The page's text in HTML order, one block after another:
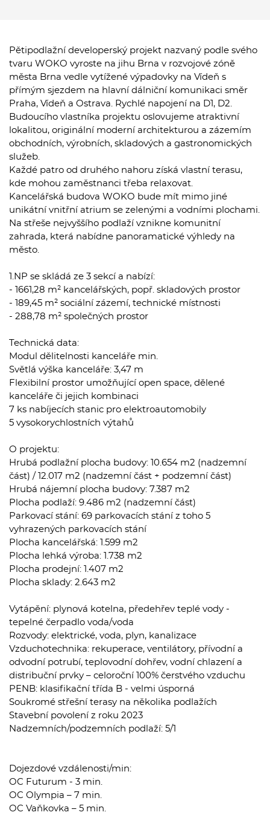
Pětipodlažní developerský projekt nazvaný podle svého
tvaru WOKO vyroste na jihu Brna v rozvojové zóně
města Brna vedle vytížené výpadovky na Vídeň s
přímým sjezdem na hlavní dálniční komunikaci směr
Praha, Vídeň a Ostrava. Rychlé napojení na D1, D2.
Budoucího vlastníka projektu oslovujeme atraktivní
lokalitou, originální moderní architekturou a zázemím
obchodních, výrobních, skladových a gastronomických
služeb.
Každé patro od druhého nahoru získá vlastní terasu,
kde mohou zaměstnanci třeba relaxovat.
Kancelářská budova WOKO bude mít mimo jiné
unikátní vnitřní atrium se zelenými a vodními plochami.
Na střeše nejvyššího podlaží vznikne komunitní
zahrada, která nabídne panoramatické výhledy na
město.
1.NP se skládá ze 3 sekcí a nabízí:
- 1661,28 m² kancelářských, popř. skladových prostor
- 189,45 m² sociální zázemí, technické místnosti
- 288,78 m² společných prostor
Technická data:
Modul dělitelnosti kanceláře min.
Světlá výška kanceláře: 3,47 m
Flexibilní prostor umožňující open space, dělené
kanceláře či jejich kombinaci
7 ks nabíjecích stanic pro elektroautomobily
5 vysokorychlostních výtahů
O projektu:
Hrubá podlažní plocha budovy: 10.654 m2 (nadzemní
část) / 12.017 m2 (nadzemní část + podzemní část)
Hrubá nájemní plocha budovy: 7.387 m2
Plocha podlaží: 9.486 m2 (nadzemní část)
Parkovací stání: 69 parkovacích stání z toho 5
vyhrazených parkovacích stání
Plocha kancelářská: 1.599 m2
Plocha lehká výroba: 1.738 m2
Plocha prodejní: 1.407 m2
Plocha sklady: 2.643 m2
Vytápění: plynová kotelna, předehřev teplé vody -
tepelné čerpadlo voda/voda
Rozvody: elektrické, voda, plyn, kanalizace
Vzduchotechnika: rekuperace, ventilátory, přívodní a
odvodní potrubí, teplovodní dohřev, vodní chlazení a
distribuční prvky – celoroční 100% čerstvého vzduchu
PENB: klasifikační třída B - velmi úsporná
Soukromé střešní terasy na několika podlažích
Stavební povolení z roku 2023
Nadzemních/podzemních podlaží: 5/1
Dojezdové vzdálenosti/min:
OC Futurum - 3 min.
OC Olympia – 7 min.
OC Vaňkovka – 5 min.